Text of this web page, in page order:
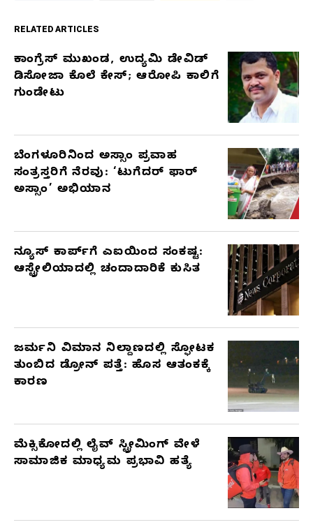
RELATED ARTICLES
RELATED
ಕಾಂಗ್ರೆಸ್‌ ಮುಖಂಡ, ಉದ್ಯಮಿ ಡೇವಿಡ್‌
ಡಿಸೋಜಾ ಕೊಲೆ ಕೇಸ್;‌ ಆರೋಪಿ ಕಾಲಿಗೆ
ಗುಂಡೇಟು
ಬೆಂಗಳೂರಿನಿಂದ ಅಸ್ಸಾಂ ಪ್ರವಾಹ
ಸಂತ್ರಸ್ತರಿಗೆ ನೆರವು: ‘ಟುಗೆದರ್ ಫಾರ್
ಅಸ್ಸಾಂ’ ಅಭಿಯಾನ
ನ್ಯೂಸ್ ಕಾರ್ಪ್‌ಗೆ ಎಐಯಿಂದ ಸಂಕಷ್ಟ:
ಆಸ್ಟ್ರೇಲಿಯಾದಲ್ಲಿ ಚಂದಾದಾರಿಕೆ ಕುಸಿತ
ಜರ್ಮನಿ ವಿಮಾನ ನಿಲ್ದಾಣದಲ್ಲಿ ಸ್ಫೋಟಕ
ತುಂಬಿದ ಡ್ರೋನ್ ಪತ್ತೆ: ಹೊಸ ಆತಂಕಕ್ಕೆ
ಕಾರಣ
ಮೆಕ್ಸಿಕೋದಲ್ಲಿ ಲೈವ್ ಸ್ಟ್ರೀಮಿಂಗ್ ವೇಳೆ
ಸಾಮಾಜಿಕ ಮಾಧ್ಯಮ ಪ್ರಭಾವಿ ಹತ್ಯೆ